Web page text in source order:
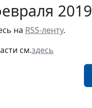
2019
на RSS-ленту.
см.здесь